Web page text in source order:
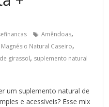
Amêndoas,
Magnésio Natural Caseiro,
girassol, suplemento natural
um suplemento natural de
e acessíveis? Esse mix